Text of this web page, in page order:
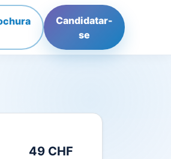
Candidatar-
se
49 CHF